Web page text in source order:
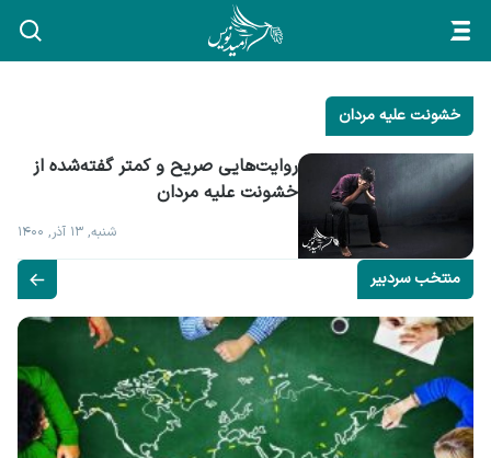
خشونت علیه مردان
خشونت علیه مردان
شنبه, ۱۳ آذر, ۱۴۰۰
منتخب سردبیر